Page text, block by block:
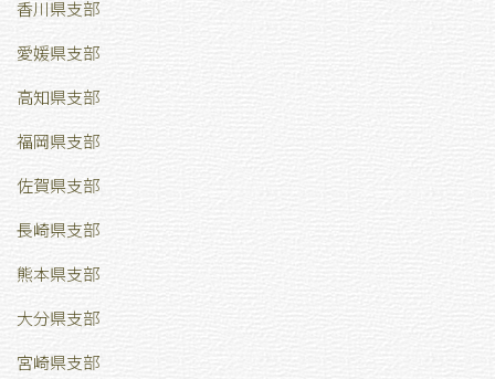
香川県支部
愛媛県支部
高知県支部
福岡県支部
佐賀県支部
長崎県支部
熊本県支部
大分県支部
宮崎県支部